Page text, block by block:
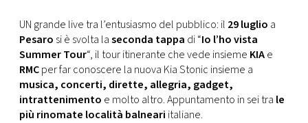
UN grande live tra l’entusiasmo del pubblico: il 29 luglio a
Pesaro si è svolta laseconda tappa di “Io l’ho vista
Summer Tour“, il tour itinerante che vede insieme KIAe
RMCper far conoscere la nuova Kia Stonic insieme a
musica, concerti, dirette, allegria, gadget,
intrattenimento e molto altro. Appuntamento in sei tra le
più rinomate località balneari italiane.